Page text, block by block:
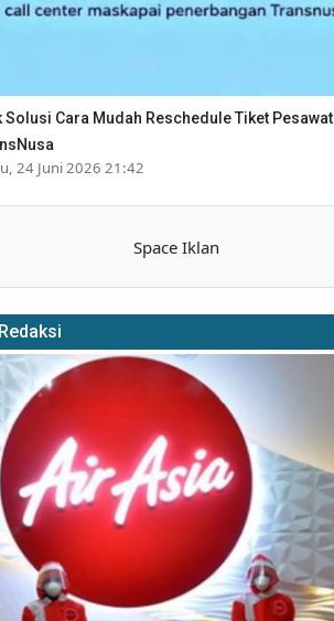
Solusi Cara Mudah Reschedule Tiket Pesawat
24 Juni 2026 21:42
Space Iklan
Redaksi